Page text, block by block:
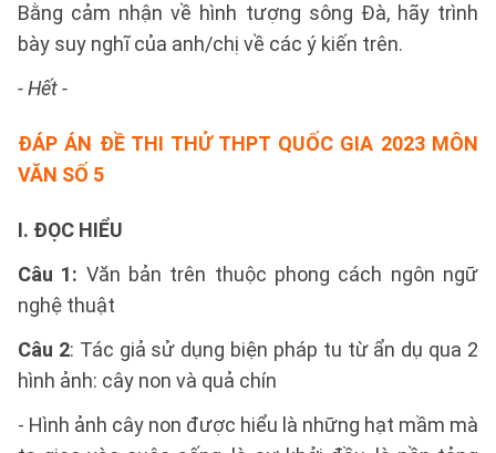
Bằng cảm nhận về hình tượng sông Đà, hãy trình
bày suy nghĩ của anh/chị về các ý kiến trên.
- Hết -
ĐÁP ÁN ĐỀ THI THỬ THPT QUỐC GIA 2023 MÔN
VĂN SỐ 5
I. ĐỌC HIỂU
Câu 1: Văn bản trên thuộc phong cách ngôn ngữ
nghệ thuật
Câu 2: Tác giả sử dụng biện pháp tu từ ẩn dụ qua 2
hình ảnh: cây non và quả chín
- Hình ảnh cây non được hiểu là những hạt mầm mà